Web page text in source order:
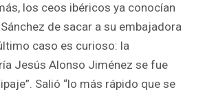
los ceos ibéricos ya conocían
de sacar a su embajadora
caso es curioso: la
Jesús Alonso Jiménez se fue
Salió “lo más rápido que se